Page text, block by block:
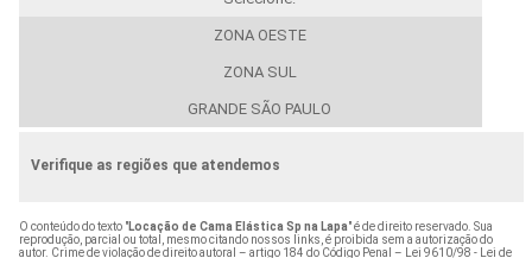
ZONA OESTE
ZONA SUL
GRANDE SÃO PAULO
Verifique as regiões que atendemos
O conteúdo do texto "Locação de Cama Elástica Sp na Lapa" é de direito reservado. Sua
reprodução, parcial ou total, mesmo citando nossos links, é proibida sem a autorização do
autor. Crime de violação de direito autoral – artigo 184 do Código Penal –
Lei 9610/98 - Lei de